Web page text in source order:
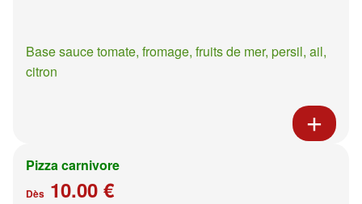
Base sauce tomate, fromage, fruits de mer, persil, ail,
citron
Pizza carnivore
Dès 10.00 €